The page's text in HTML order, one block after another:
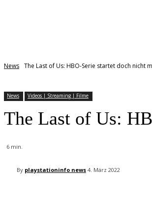
News The Last of Us: HBO-Serie startet doch nicht
News Videos | Streaming | Filme
The Last of Us:
6 min.
By playstationinfo news 4. März 2022